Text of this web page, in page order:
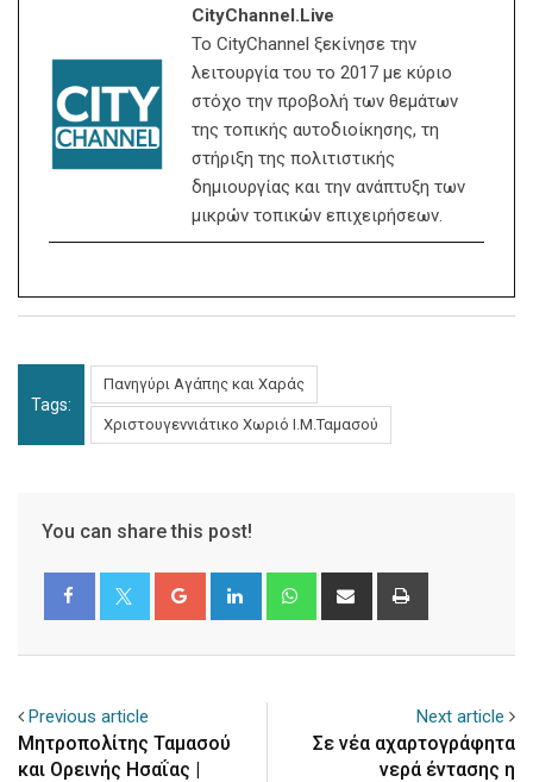
CityChannel.live
Το CityChannel ξεκίνησε την
λειτουργία του το 2017 με κύριο
στόχο την προβολή των θεμάτων
της τοπικής αυτοδιοίκησης, τη
στήριξη της πολιτιστικής
δημιουργίας και την ανάπτυξη των
μικρών τοπικών επιχειρήσεων.
Tags:
Πανηγύρι Αγάπης και Χαράς
Χριστουγεννιάτικο Χωριό Ι.Μ.Ταμασού
You can share this post!
Google+ LinkedIn WhatsappShare
Previous article
Μητροπολίτης Ταμασού
και Ορεινής Ησαΐας |
Next article
Σε νέα αχαρτογράφητα
νερά έντασης η